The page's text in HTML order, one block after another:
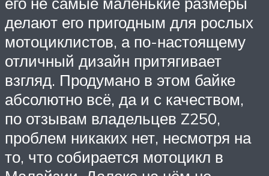
делают его пригодным для рослых
мотоциклистов, а по-настоящему
отличный дизайн притягивает
взгляд. Продумано в этом байке
абсолютно всё, да и с качеством,
по отзывам владельцев Z250,
проблем никаких нет, несмотря на
то, что собирается мотоцикл в